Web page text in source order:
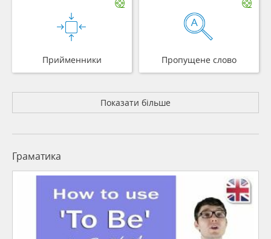
Прийменники Пропущене слово
Показати більше
Граматика